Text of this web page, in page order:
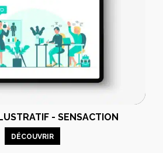
- SENSACTION
DÉCOUVRIR